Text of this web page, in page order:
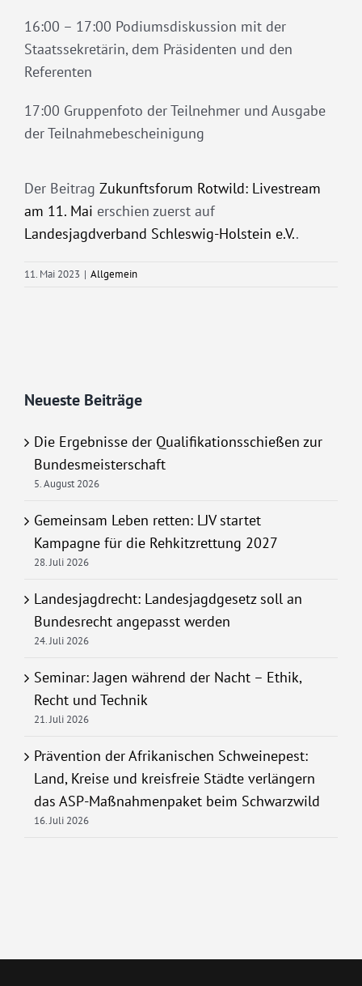
16:00 – 17:00 Podiumsdiskussion mit der
Staatssekretärin, dem Präsidenten und den
Referenten
17:00 Gruppenfoto der Teilnehmer und Ausgabe
der Teilnahmebescheinigung
Der Beitrag Zukunftsforum Rotwild: Livestream
am 11. Mai erschien zuerst auf
Landesjagdverband Schleswig-Holstein e.V..
11. Mai 2023 | Allgemein
Neueste Beiträge
Die Ergebnisse der Qualifikationsschießen zur
Bundesmeisterschaft
5. August 2026
Gemeinsam Leben retten: LJV startet
Kampagne für die Rehkitzrettung 2027
28. Juli 2026
Landesjagdrecht: Landesjagdgesetz soll an
Bundesrecht angepasst werden
24. Juli 2026
Seminar: Jagen während der Nacht – Ethik,
Recht und Technik
21. Juli 2026
Prävention der Afrikanischen Schweinepest:
Land, Kreise und kreisfreie Städte verlängern
das ASP-Maßnahmenpaket beim Schwarzwild
16. Juli 2026